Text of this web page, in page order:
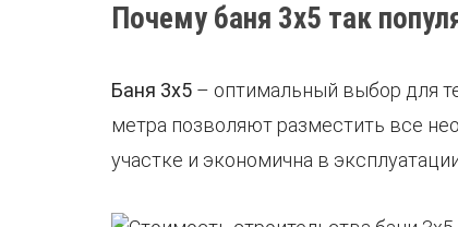
Почему баня 3х5 так
Баня 3х5 – оптимальный выбор для
метра позволяют разместить все
участке и экономична в